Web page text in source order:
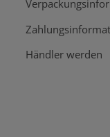
Händler werden